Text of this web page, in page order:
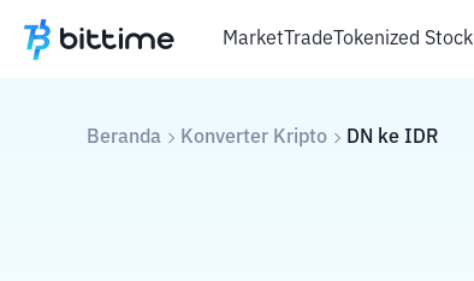
MarketTradeTokenized Stock
Beranda Konverter Kripto DN ke IDR